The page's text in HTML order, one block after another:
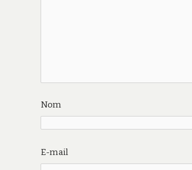
Nom
E-mail